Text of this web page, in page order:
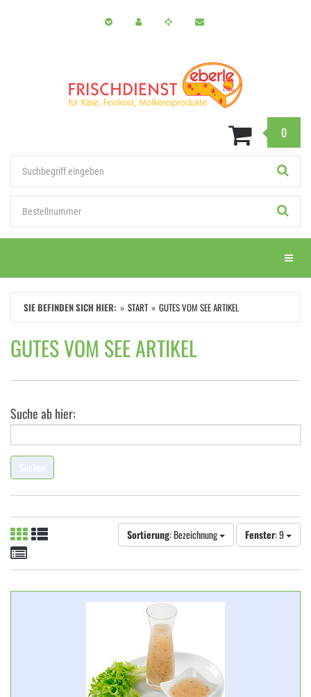
0
Menü
SIE BEFINDEN SICH HIER: START GUTES VOM SEE ARTIKEL
GUTES VOM SEE ARTIKEL
Suche ab hier:
Sortierung: Bezeichnung Fenster: 9